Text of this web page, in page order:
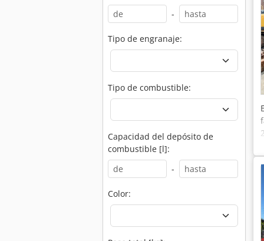
-
Tipo de engranaje:
Tipo de combustible:
Capacidad del depósito de
combustible [l]:
-
Color: